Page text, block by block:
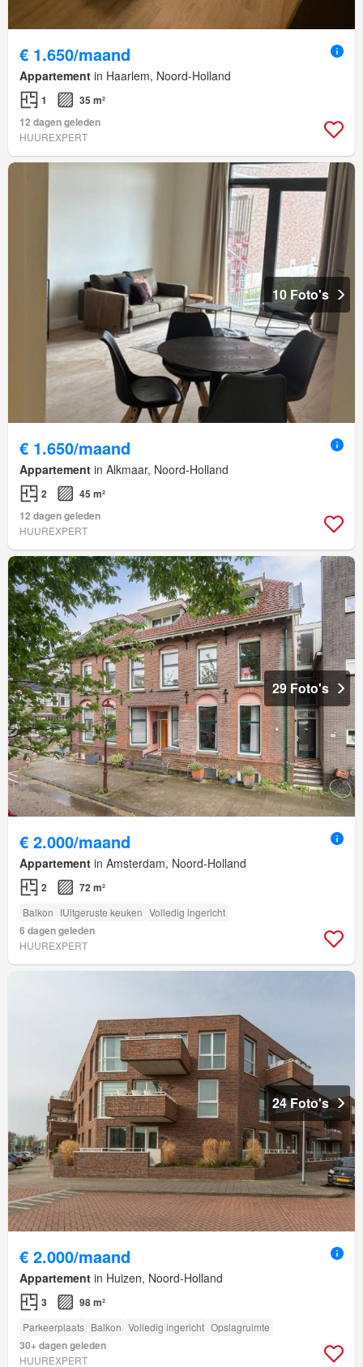
€ 1.650/maand
Appartement in Haarlem, Noord-Holland
1
35 m²
12 dagen geleden
HUUREXPERT
10 Foto's
€ 1.650/maand
Appartement in Alkmaar, Noord-Holland
2
45 m²
12 dagen geleden
HUUREXPERT
29 Foto's
€ 2.000/maand
Appartement in Amsterdam, Noord-Holland
2 72 m²
Balkon IUitgeruste keuken Volledig ingericht
6 dagen geleden
HUUREXPERT
24 Foto's
€ 2.000/maand
Appartement in Huizen, Noord-Holland
3 98 m²
Parkeerplaats Balkon Volledig ingericht Opslagruimte
30+ dagen geleden
HUUREXPERT